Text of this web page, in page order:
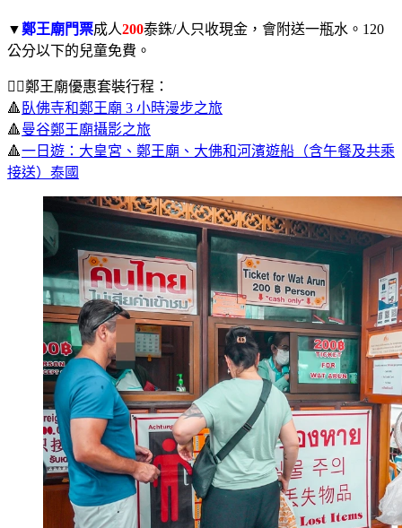
▼鄭王廟門票成人200泰銖/人只收現金，會附送一瓶水。120
公分以下的兒童免費。
🚶‍♀️鄭王廟優惠套裝行程：
🔺 臥佛寺和鄭王廟 3 小時漫步之旅
🔺曼谷鄭王廟攝影之旅
🔺一日遊：大皇宮、鄭王廟、大佛和河濱遊船（含午餐及共乘
接送）泰國